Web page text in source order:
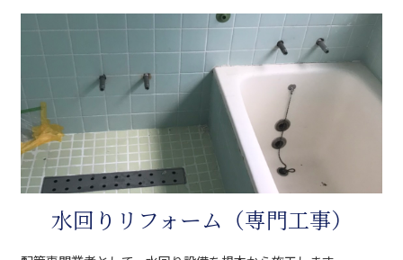
水回りリフォーム（専門工事）